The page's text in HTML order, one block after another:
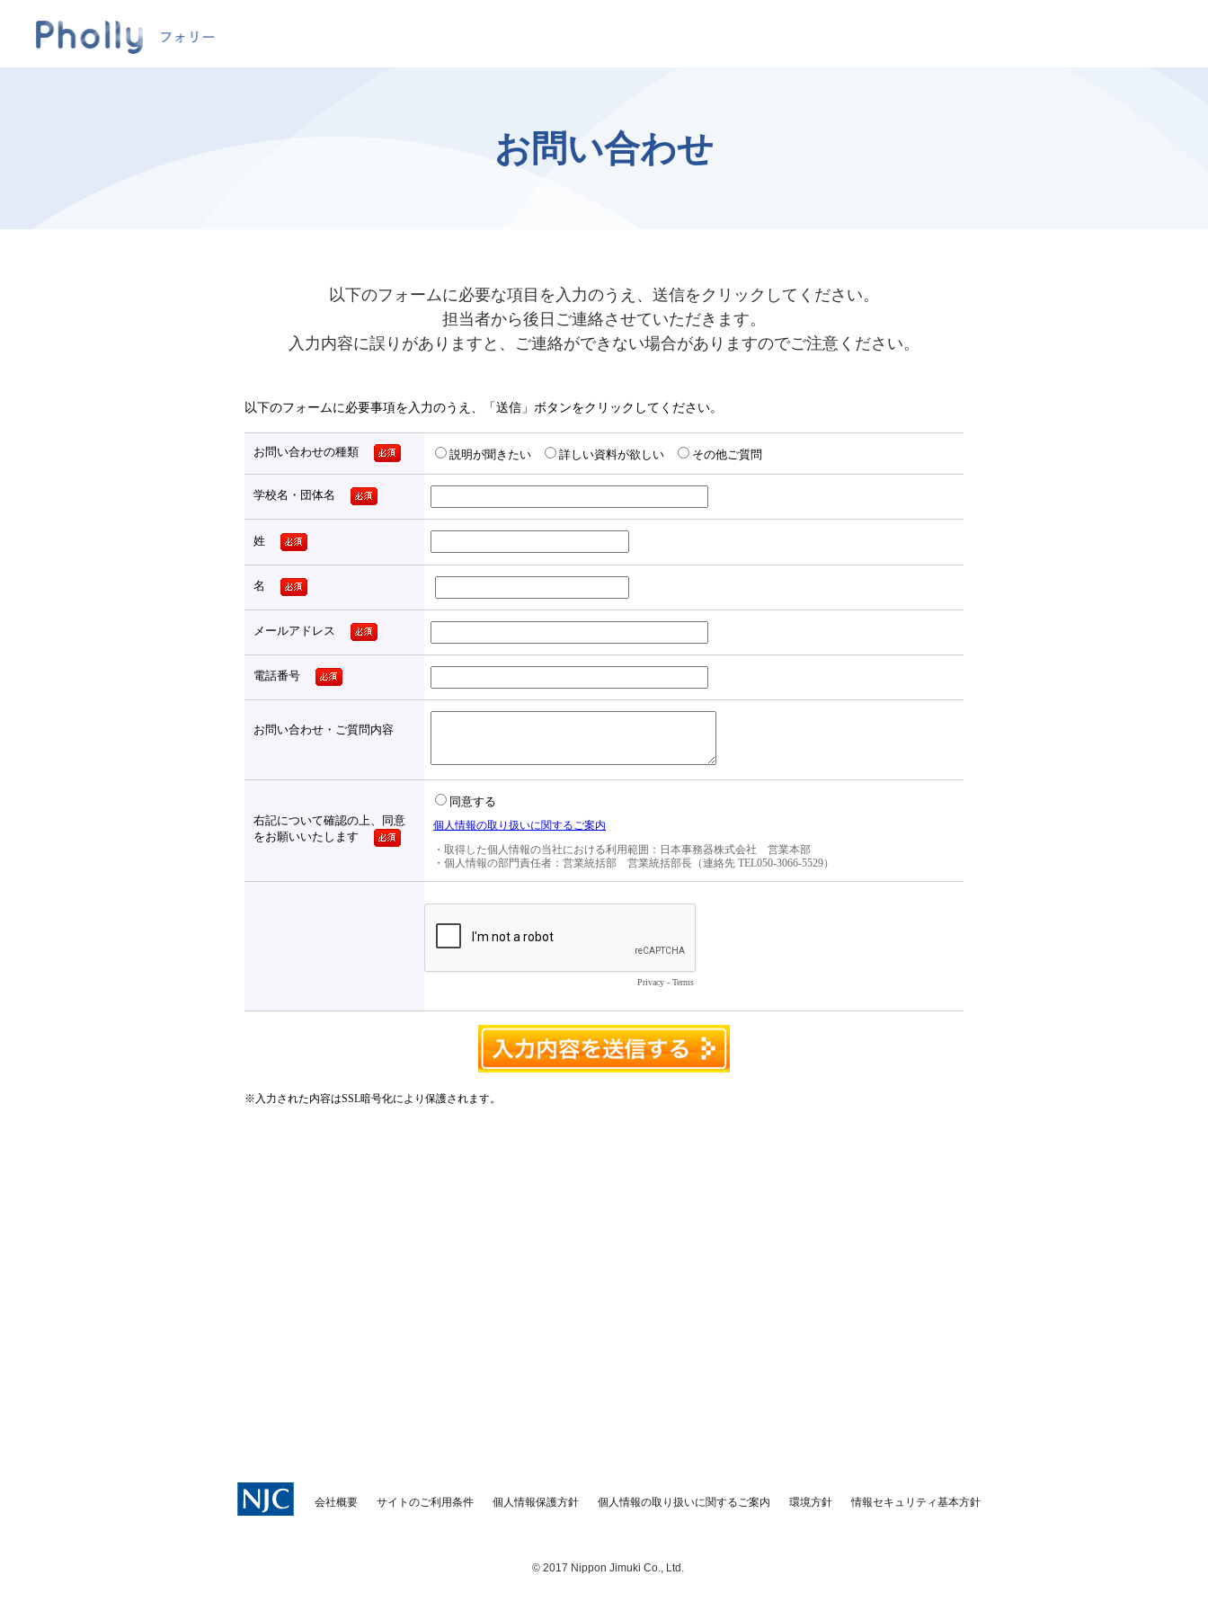
お問い合わせ
以下のフォームに必要な項目を入力のうえ、送信をクリックしてください。
担当者から後日ご連絡させていただきます。
入力内容に誤りがありますと、ご連絡ができない場合がありますのでご注意ください。
会社概要 サイトのご利用条件 個人情報保護方針 個人情報の取り扱いに関するご案内 環境方針 情報セキュリティ基本方針
© 2017 Nippon Jimuki Co., Ltd.